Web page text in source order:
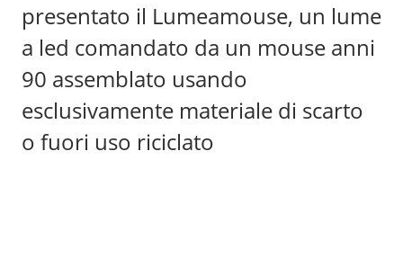
presentato il Lumeamouse, un lume
a led comandato da un mouse anni
90 assemblato usando
esclusivamente materiale di scarto
o fuori uso riciclato